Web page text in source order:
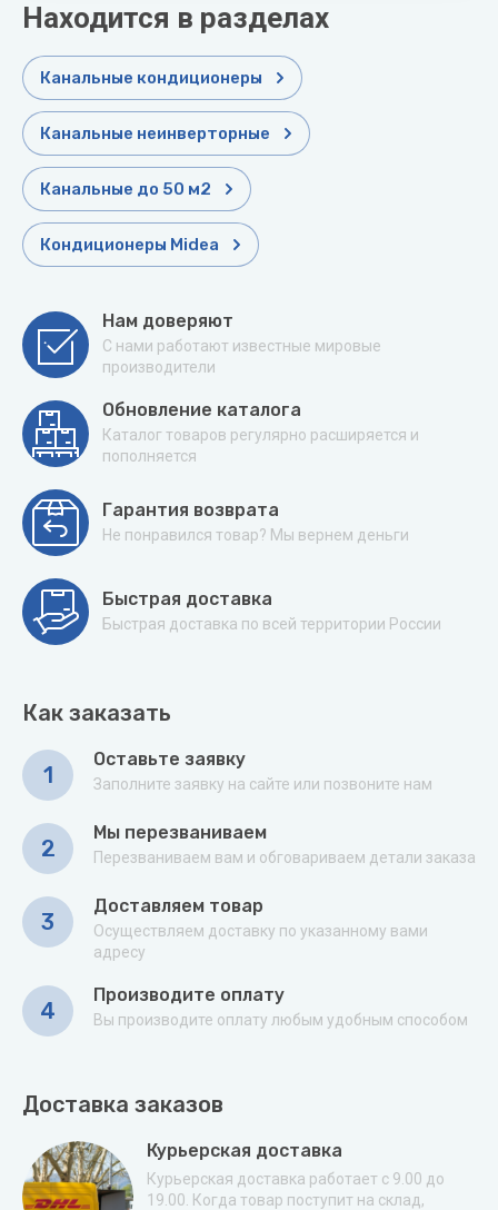
Находится в разделах
Канальные кондиционеры
Канальные неинверторные
Канальные до 50 м2
Кондиционеры Midea
Нам доверяют
С нами работают известные мировые
производители
Обновление каталога
Каталог товаров регулярно расширяется и
пополняется
Гарантия возврата
Не понравился товар? Мы вернем деньги
Быстрая доставка
Быстрая доставка по всей территории России
Как заказать
1
Оставьте заявку
Заполните заявку на сайте или позвоните нам
2
Мы перезваниваем
Перезваниваем вам и обговариваем детали заказа
3
Доставляем товар
Осуществляем доставку по указанному вами
адресу
4
Производите оплату
Вы производите оплату любым удобным способом
Доставка заказов
Курьерская доставка
Курьерская доставка работает с 9.00 до
19.00. Когда товар поступит на склад,